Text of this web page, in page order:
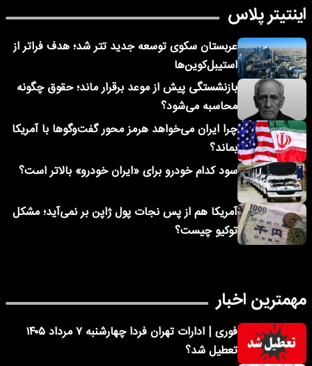
اینتیتر پلاس
عربستان سکوی توسعه جدید تتر شد؛ هدف فراتر از
استیبل‌کوین‌ها
بازنشستگی پیش از موعد برقرار ماند؛ حقوق چگونه
محاسبه می‌شود؟
چرا ایران می‌خواهد هرمز محور گفت‌وگوها با آمریکا
بماند؟
سود کدام خودرو برای «ایران خودرو» بالاتر است؟
آمریکا هم از پس نجات پول ژاپن بر نمی‌آید؛ مشکل
توکیو چیست؟
مهمترین اخبار
فوری | ادارات تهران فردا چهارشنبه ۷ مرداد ۱۴۰۵
تعطیل شد؟